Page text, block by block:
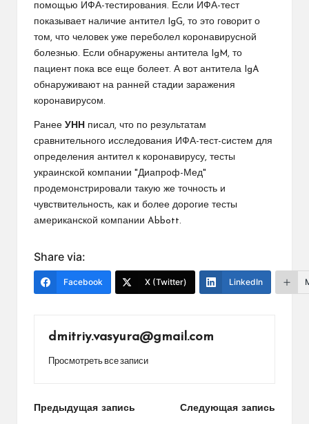
помощью ИФА-тестирования. Если ИФА-тест
показывает наличие антител IgG, то это говорит о
том, что человек уже переболел коронавирусной
болезнью. Если обнаружены антитела IgM, то
пациент пока все еще болеет. А вот антитела IgA
обнаруживают на ранней стадии заражения
коронавирусом.
Ранее УНН писал, что по результатам
сравнительного исследования ИФА-тест-систем для
определения антител к коронавирусу, тесты
украинской компании "Диапроф-Мед"
продемонстрировали такую же точность и
чувствительность, как и более дорогие тесты
американской компании Abbott.
Share via:
Facebook X (Twitter) LinkedIn
dmitriy.vasyura@gmail.com
Просмотреть все записи
Навигация
Предыдущая запись Следующая запись